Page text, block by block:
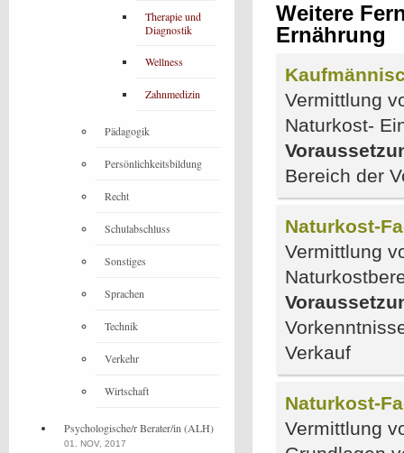
Weitere
Ernährung
Vermittlung
Naturkost-
Bereich der
Naturkost-
Vermittlung
Verkauf
Naturkost-
Vermittlung
Therapie und
Diagnostik
Wellness
Zahnmedizin
Pädagogik
Persönlichkeitsbildung
Recht
Schulabschluss
Sonstiges
Sprachen
Technik
Verkehr
Wirtschaft
Psychologische/r Berater/in (ALH)
01. NOV, 2017